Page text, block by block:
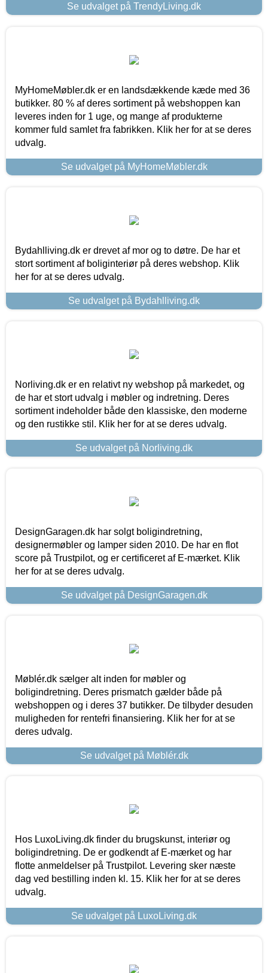
Se udvalget på TrendyLiving.dk
MyHomeMøbler.dk er en landsdækkende kæde med 36
butikker. 80 % af deres sortiment på webshoppen kan
leveres inden for 1 uge, og mange af produkterne
kommer fuld samlet fra fabrikken. Klik her for at se deres
udvalg.
Se udvalget på MyHomeMøbler.dk
Bydahlliving.dk er drevet af mor og to døtre. De har et
stort sortiment af boliginteriør på deres webshop. Klik
her for at se deres udvalg.
Se udvalget på Bydahlliving.dk
Norliving.dk er en relativt ny webshop på markedet, og
de har et stort udvalg i møbler og indretning. Deres
sortiment indeholder både den klassiske, den moderne
og den rustikke stil. Klik her for at se deres udvalg.
Se udvalget på Norliving.dk
DesignGaragen.dk har solgt boligindretning,
designermøbler og lamper siden 2010. De har en flot
score på Trustpilot, og er certificeret af E-mærket. Klik
her for at se deres udvalg.
Se udvalget på DesignGaragen.dk
Møblér.dk sælger alt inden for møbler og
boligindretning. Deres prismatch gælder både på
webshoppen og i deres 37 butikker. De tilbyder desuden
muligheden for rentefri finansiering. Klik her for at se
deres udvalg.
Se udvalget på Møblér.dk
Hos LuxoLiving.dk finder du brugskunst, interiør og
boligindretning. De er godkendt af E-mærket og har
flotte anmeldelser på Trustpilot. Levering sker næste
dag ved bestilling inden kl. 15. Klik her for at se deres
udvalg.
Se udvalget på LuxoLiving.dk